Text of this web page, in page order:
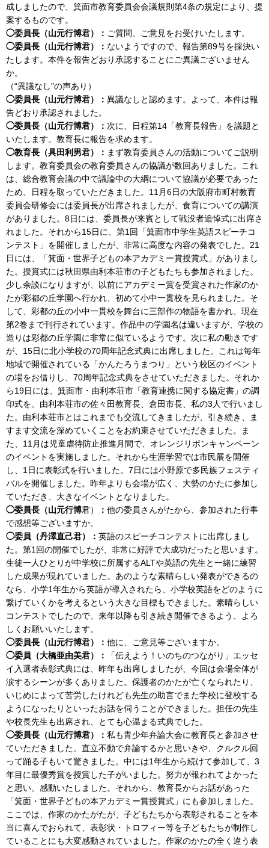
成しましたので、箕面市教育委員会会議規則第4条の規定により、提
案するものです。
◯委員長（山元行博君）： ご質問、ご意見をお受けいたします。
◯委員長（山元行博君）： ないようですので、報告第89号を採決い
たします。本件を報告どおり承認することにご異議ございません
か。
（“異議なし”の声あり）
◯委員長（山元行博君）： 異議なしと認めます。よって、本件は報
告どおり承認されました。
◯委員長（山元行博君）： 次に、日程第14「教育長報告」を議題と
いたします。教育長に報告を求めます。
◯教育長（具田利男君）： まず教育委員さんの活動についてご説明
します。教育委員会の教育委員さんの協議が数回ありました。これ
は、総合教育会議の中で議論中の大綱について協議が必要であった
ため、日程を取っていただきました。11月6日の大阪府市町村教育
委員会研修会には委員長が出席されましたが、食育についての講演
がありました。8日には、委員長が来賓として戦没者追悼式に出席さ
れました。それから15日に、第1回「箕面市中学生英語スピーチコ
ンテスト」を開催しましたが、非常に高度な内容の発表でした。21
日には、「箕面・世界子どもの本アカデミー賞授賞式」がありまし
た。授賞式には秋田県由利本荘市の子どもたちも参加されました。
少し余談になりますが、以前にアカデミー賞を受賞された作家のか
たが彩都の丘学園へ行かれ、初めて小中一貫校を見られました。そ
して、彩都の丘の小中一貫校を舞台に三部作の物語を書かれ、現在
第2巻まで刊行されています。作品中の学園名は違いますが、学校の
造りは彩都の丘学園に非常に似ているようです。次に私の動きです
が、15日に北小学校の70周年記念式典に出席しました。これは毎年
地域で開催されている「かんたろうまつり」という校区のイベント
の場をお借りし、70周年記念式典をさせていただきました。それか
ら19日には、箕面市・由利本荘市「教育連携に関する協定書」の調
印式を、由利本荘市の佐々田教育長、倉田市長、私の3人で行いまし
た。由利本荘市とはこれまでも交流してきましたが、引き続き、ま
すます交流を深めていくことをお約束させていただきました。ま
た、11月は児童虐待防止推進月間で、オレンジリボンキャンペーン
のイベントを実施しました。それから生涯学習では市民展を開催
し、1日に表彰式を行いました。7日には小野原で多民族フェスティ
バルを開催しました。昨年よりも会場が広く、大勢のかたに参加し
ていただき、大きなイベントとなりました。
◯委員長（山元行博君） ： 他の委員さんがたから、参加された行事
で感想等ございますか。
◯委員（丹澤直己君）： 英語のスピーチコンテストに出席しまし
た。第1回の開催でしたが、非常に好評で大成功だったと思います。
生徒一人ひとりが中学校に所属するALTや英語の先生と一緒に練習
した成果が現れていました。あのような素晴らしい発表ができるの
なら、小学1年生から英語が導入されたら、小学校英語をどのように
繋げていくかを考えるという大きな目標もできました。素晴らしい
コンテストでしたので、来年以降も引き続き開催できるよう、よろ
しくお願いいたします。
◯委員長（山元行博君）： 他に、ご意見等ございますか。
◯委員（大橋亜由美君）：
「伝えよう！いのちのつながり」エッセ
イ入選者表彰式典には、昨年も出席しましたが、今回は会場全体が
涙するシーンが多くありました。保護者のかたが亡くなられたり、
いじめによって苦労したけれども先生の助言でまた学校に登校する
ようになったりといったお話を伺うことができました。担任の先生
や校長先生も出席され、とても心温まる式典でした。
◯委員長（山元行博君）： 私も青少年弁論大会に教育長と参加させ
ていただきました。直立不動で弁論するかと思いきや、クルクル回
って踊る子もいて驚きました。中には1年生から続けて参加して、3
年目に最優秀賞を授賞した子がいました。努力が報われてよかった
と思い、感動いたしました。それから、教育長からお話があった
「箕面・世界子どもの本アカデミー賞授賞式」にも参加しました。
ここでは、作家のかたがたが、子どもたちから表彰されることを本
当に喜んでおられて、表彰状・トロフィー等を子どもたちが制作し
ていることにも大変感動されていました。作家のかたの全く違う表